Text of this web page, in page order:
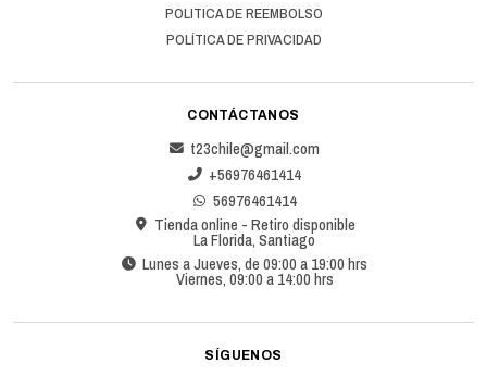
POLITICA DE REEMBOLSO
POLÍTICA DE PRIVACIDAD
CONTÁCTANOS
t23chile@gmail.com
+56976461414
56976461414
Tienda online - Retiro disponible
La Florida, Santiago
Lunes a Jueves, de 09:00 a 19:00 hrs
Viernes, 09:00 a 14:00 hrs
SÍGUENOS